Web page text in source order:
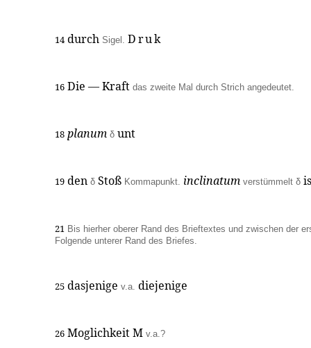
14 durch Sigel. Druk
16 Die — Kraft das zweite Mal durch Strich angedeutet.
18 planum δ unt
19 den δ Stoß Kommapunkt. inclinatum verstümmelt δ
21 Bis hierher oberer Rand des Brieftextes und zwischen der
Folgende unterer Rand des Briefes.
25 dasjenige v.a. diejenige
26 Moglichkeit M v.a.?